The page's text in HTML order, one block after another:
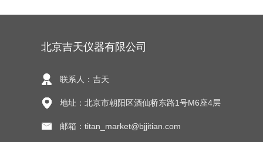
北京吉天仪器有限公司
联系人：吉天
地址：北京市朝阳区酒仙桥东路1号M6座4层
邮箱：titan_market@bjjitian.com